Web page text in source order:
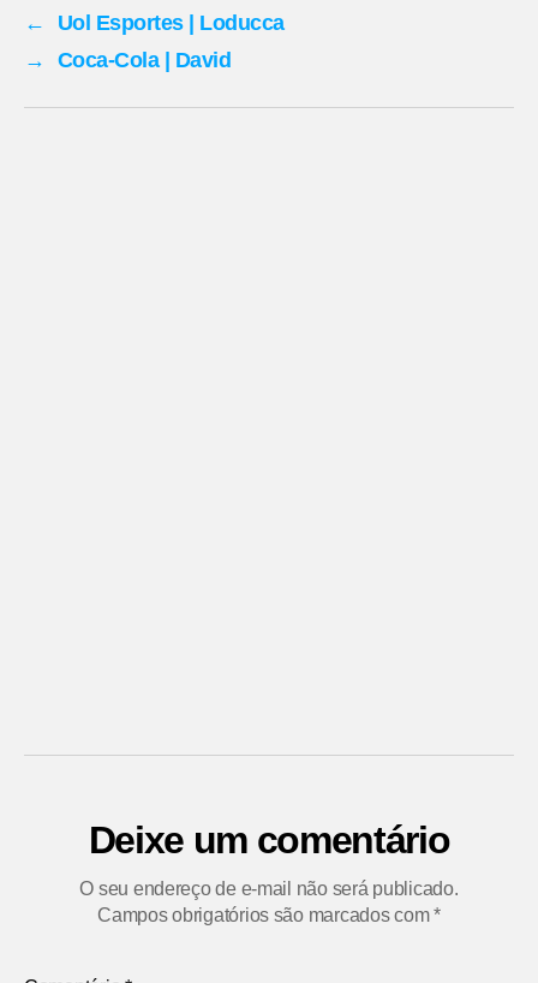
←
Uol Esportes | Loducca
→
Coca-Cola | David
Deixe um comentário
O seu endereço de e-mail não será publicado.
Campos obrigatórios são marcados com*